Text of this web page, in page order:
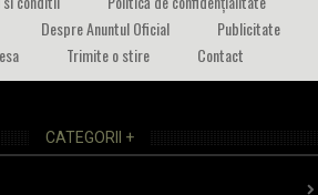
Despre Anuntul Oficial
Publicitate
Trimite o stire Contact
CATEGORII +